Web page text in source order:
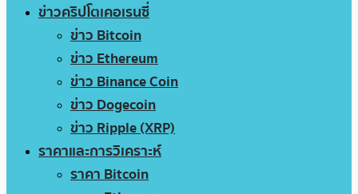
ข่าวคริปโตเคอเรนซี่
ข่าว Bitcoin
ข่าว Ethereum
ข่าว Binance Coin
ข่าว Dogecoin
ข่าว Ripple (XRP)
ราคาและการวิเคราะห์
ราคา Bitcoin